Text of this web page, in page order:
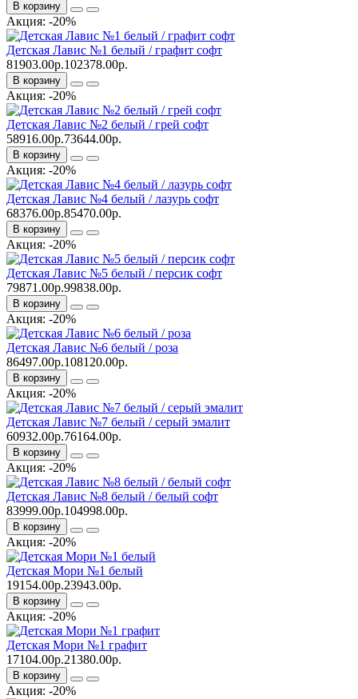
В корзину
Акция: -20%
Детская Лавис №1 белый / графит софт
81903.00р.102378.00р.
В корзину
Акция: -20%
Детская Лавис №2 белый / грей софт
58916.00р.73644.00р.
В корзину
Акция: -20%
Детская Лавис №4 белый / лазурь софт
68376.00р.85470.00р.
В корзину
Акция: -20%
Детская Лавис №5 белый / персик софт
79871.00р.99838.00р.
В корзину
Акция: -20%
Детская Лавис №6 белый / роза
86497.00р.108120.00р.
В корзину
Акция: -20%
Детская Лавис №7 белый / серый эмалит
60932.00р.76164.00р.
В корзину
Акция: -20%
Детская Лавис №8 белый / белый софт
83999.00р.104998.00р.
В корзину
Акция: -20%
Детская Мори №1 белый
19154.00р.23943.00р.
В корзину
Акция: -20%
Детская Мори №1 графит
17104.00р.21380.00р.
В корзину
Акция: -20%